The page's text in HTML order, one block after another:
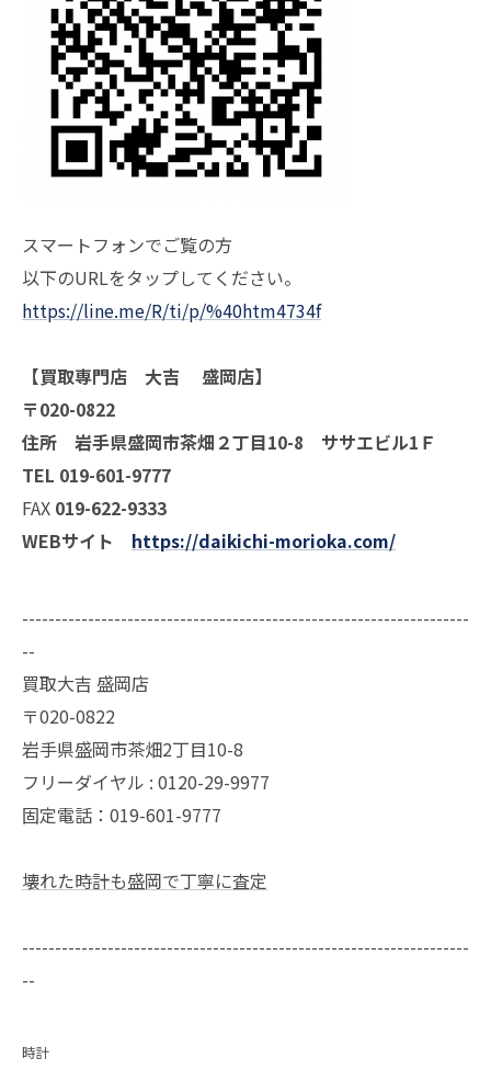
スマートフォンでご覧の方
以下のURLをタップしてください。
https://line.me/R/ti/p/%40htm4734f
【買取専門店 大吉 盛岡店】
〒020-0822
住所 岩手県盛岡市茶畑２丁目10-8 ササエビル1Ｆ
TEL 019-601-9777
FAX 019-622-9333
WEBサイト https://daikichi-morioka.com/
--------------------------------------------------------------------
--
買取大吉 盛岡店
〒020-0822
岩手県盛岡市茶畑2丁目10-8
フリーダイヤル : 0120-29-9977
固定電話：019-601-9777
壊れた時計も盛岡で丁寧に査定
--------------------------------------------------------------------
--
時計